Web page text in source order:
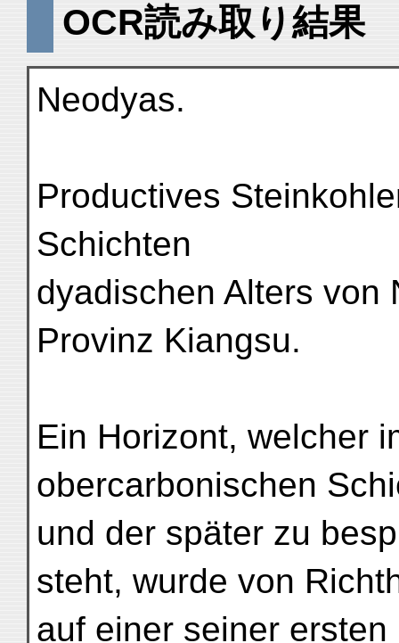
OCR読み取り結果
Neodyas.
Productives
Schichten
dyadischen Alters von
Provinz Kiangsu.
Ein Horizont, welcher
obercarbonischen
und der später zu
steht, wurde von
auf einer seiner